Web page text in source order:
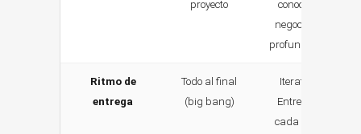
proyecto
conoce tu
negocio en
profundidad
Ritmo de
entrega
Todo al final
(big bang)
Iterativo.
Entregas
cada 1 a 2